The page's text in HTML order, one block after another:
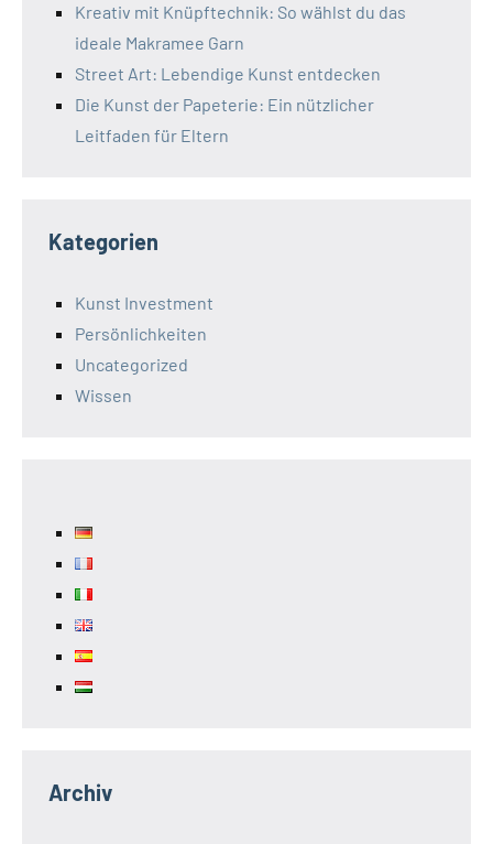
Kreativ mit Knüpftechnik: So wählst du das
ideale Makramee Garn
Street Art: Lebendige Kunst entdecken
Die Kunst der Papeterie: Ein nützlicher
Leitfaden für Eltern
Kategorien
Kunst Investment
Persönlichkeiten
Uncategorized
Wissen
Archiv